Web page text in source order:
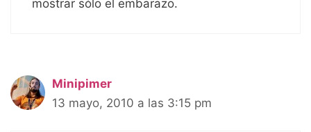
mostrar sólo el embarazo.
Minipimer
13 mayo, 2010 a las 3:15 pm